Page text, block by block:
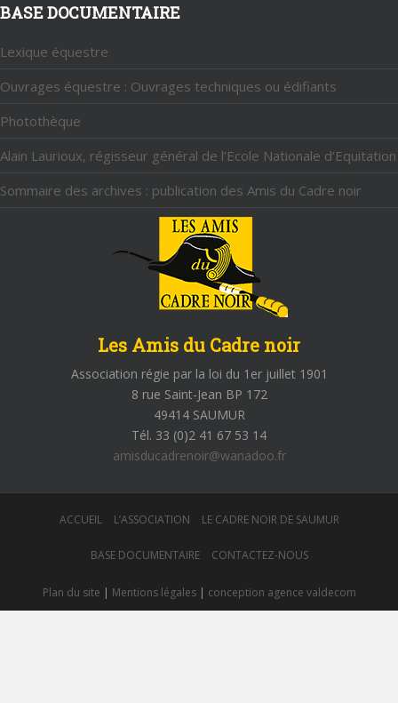
BASE DOCUMENTAIRE
Lexique équestre
Ouvrages équestre : Ouvrages techniques ou édifiants
Photothèque
Alain Laurioux, régisseur général de l’Ecole Nationale d’Equitation
Sommaire des archives : publication des Amis du Cadre noir
Les Amis du Cadre noir
Association régie par la loi du 1er juillet 1901
8 rue Saint-Jean BP 172
49414 SAUMUR
Tél. 33 (0)2 41 67 53 14
amisducadrenoir@wanadoo.fr
ACCUEIL L’ASSOCIATION LE CADRE NOIR DE SAUMUR
BASE DOCUMENTAIRE CONTACTEZ-NOUS
Plan du site | Mentions légales| conception agence valdecom